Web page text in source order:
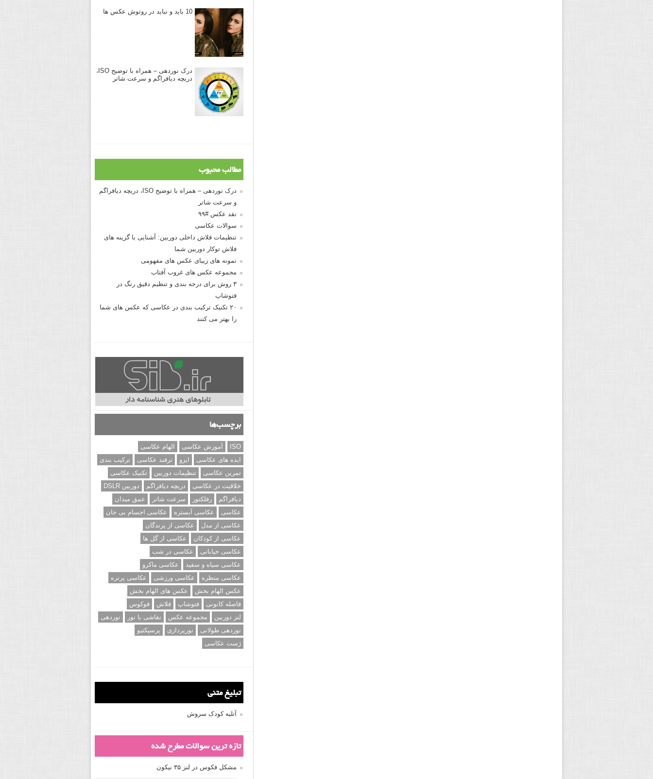
10 باید و نباید در روتوش عکس ها
درک نوردهی – همراه با توضیح ISO،
دریچه دیافراگم و سرعت شاتر
مطالب محبوب
درک نوردهی – همراه با توضیح ISO، دریچه دیافراگم
و سرعت شاتر
نقد عکس #۹۹
سوالات عکاسی
تنظیمات فلاش داخلی دوربین: آشنایی با گزینه های
فلاش توکار دوربین شما
نمونه های زیبای عکس های مفهومی
مجموعه عکس های غروب آفتاب
۳ روش برای درجه بندی و تنظیم دقیق رنگ در
فتوشاپ
۲۰ تکنیک ترکیب بندی در عکاسی که عکس های شما
را بهتر می کنند
برچسب‌ها
ISO آموزش عکاسی
الهام عکاسی
ایده های عکاسی
ایزو ترفند عکاسی
ترکیب بندی
تمرین عکاسی
تنظیمات دوربین
تکنیک عکاسی
خلاقیت در عکاسی
دریچه دیافراگم
دوربین DSLR
دیافراگم
رفلکتور سرعت شاتر
عمق میدان
عکاسی
عکاسی آبستره
عکاسی اجسام بی جان
عکاسی از مدل
عکاسی از پرندگان
عکاسی از کودکان
عکاسی از گل ها
عکاسی خیابانی
عکاسی در شب
عکاسی سیاه و سفید
عکاسی ماکرو
عکاسی منظره
عکاسی ورزشی
عکاسی پرتره
عکس الهام بخش
عکس های الهام بخش
فاصله کانونی
فتوشاپ فلاش
فوکوس
لنز دوربین
مجموعه عکس نقاشی با نور
نوردهی
نوردهی طولانی
نورپردازی
پرسپکتیو
ژست عکاسی
تبلیغ متنی
آتلیه کودک سروش
تازه ترین سوالات مطرح شده
مشکل فکوس در لنز ۳۵ نیکون